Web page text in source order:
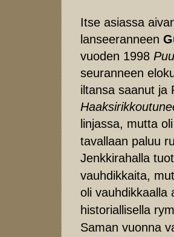
Itse asiassa
lanseeranneen
vuoden 1998
seuranneen
iltansa saanut ja
linjassa, mutta
tavallaan paluu
Jenkkirahalla
vauhdikkaita,
oli vauhdikkaalla
historiallisella
Saman vuonna